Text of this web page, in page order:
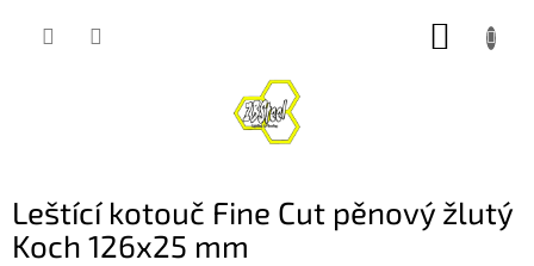
Leštící kotouč Fine Cut pěnový žlutý
Koch 126x25 mm